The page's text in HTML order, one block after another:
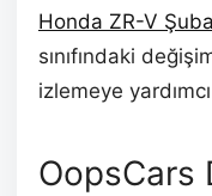
Honda ZR-V
sınıfındaki
izlemeye
OopsCars